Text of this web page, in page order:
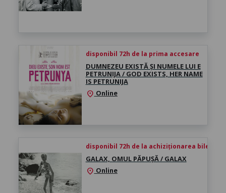
disponibil 72h de la prima accesare
DUMNEZEU EXISTĂ ȘI NUMELE LUI E
PETRUNIJA / GOD EXISTS, HER NAME
IS PETRUNIJA
location_on Online
disponibil 72h de la achiziționarea biletului
GALAX, OMUL PĂPUȘĂ / GALAX
location_on Online